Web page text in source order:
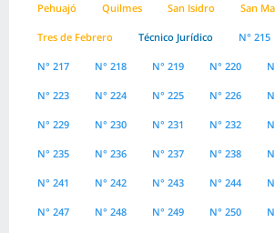
Pehuajó Quilmes San Isidro San
Tres de Febrero Técnico Jurídico N° 215
N° 217 N° 218 N° 219 N° 220
N° 223 N° 224 N° 225 N° 226
N° 229 N° 230 N° 231 N° 232
N° 235 N° 236 N° 237 N° 238
N° 241 N° 242 N° 243 N° 244
N° 247 N° 248 N° 249 N° 250